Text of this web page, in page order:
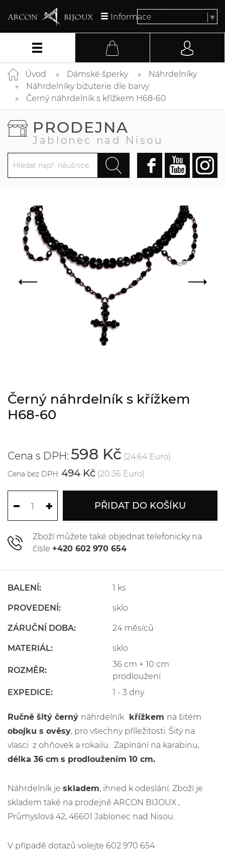
InformaceSelect Language ▼
Úvod Dámské šperky
Náhrdelníky
Náhrdelníky bižuterie dle barvy
Černý náhrdelník s křížkem H68-60
PRODEJNA
Jablonec nad Nisou
Černý náhrdelník s křížkem
H68-60
Cena s DPH: 598 Kč (24.64 Euro)
Cena bez DPH: 494 Kč (20.36 Euro)
PŘIDAT DO KOŠÍKU
Zboží můžete také objednat telefonicky na
čísle +420 602 970 654
BALENÍ: 1 ks
PROVEDENÍ: sklo
ZÁRUČNÍ DOBA: 24 měsíců
MATERIÁL: sklo
ROZMĚR:
36 cm + 10 cm
prodloužení
EXPEDICE:
1 - 3 dny
Ručně šitý černý náhrdelník křížkem na šitém
obojku s ověsy, pro všechny příležitosti. Šitý na
vlasci z ohňovek a rokailu. Zapínání na karabinu,
délka 36 cm s prodloužením 10 cm.
Náhrdelník je skladem, ihned k odeslání. Zboží je
skladem také na prodejně ARCON BIJOUX ,
Průmyslová 42, 46601 Jablonec nad Nisou.
V případě dotazů volejte 602 970 654